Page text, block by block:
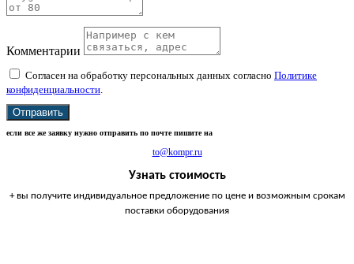
Комментарии
Согласен на обработку персональных данных согласно Политике
конфиденциальности.
Отправить
если все же заявку нужно отправить по почте пишите на
to@kompr.ru
Узнать стоимость
+ вы получите индивидуальное предложение по цене и возможным срокам
поставки оборудования